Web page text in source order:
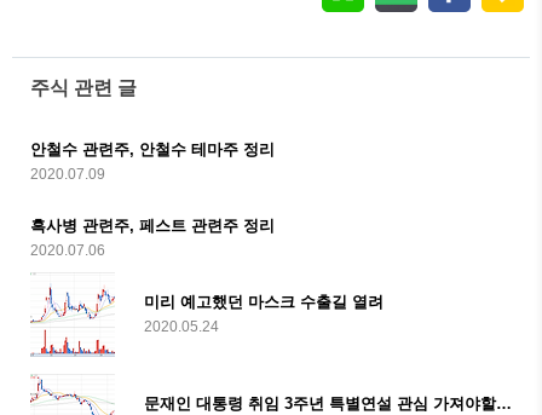
주식 관련 글
안철수 관련주, 안철수 테마주 정리
2020.07.09
흑사병 관련주, 페스트 관련주 정리
2020.07.06
미리 예고했던 마스크 수출길 열려
2020.05.24
문재인 대통령 취임 3주년 특별연설 관심 가져야할 종목